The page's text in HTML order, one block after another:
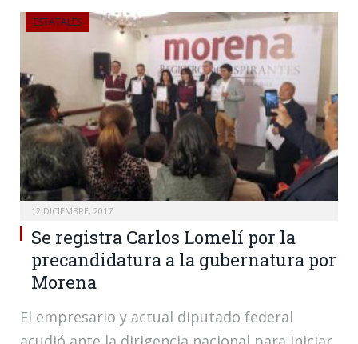
ESTATALES
12 DICIEMBRE, 2017
Se registra Carlos Lomelí por la
precandidatura a la gubernatura por
Morena
El empresario y actual diputado federal